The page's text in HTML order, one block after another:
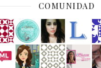
COMUNIDAD